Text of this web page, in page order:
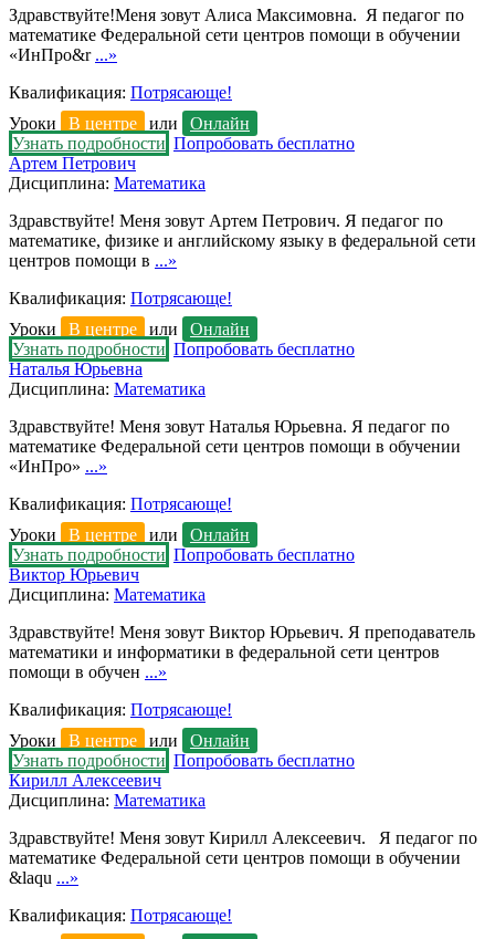
Здравствуйте!Меня зовут Алиса Максимовна. Я педагог по
математике Федеральной сети центров помощи в обучении
«ИнПро&r ...»
Квалификация: Потрясающе!
Уроки
В центре или
Онлайн
Узнать подробности Попробовать бесплатно
Артем Петрович
Дисциплина: Математика
Здравствуйте! Меня зовут Артем Петрович. Я педагог по
математике, физике и английскому языку в федеральной сети
центров помощи в ...»
Квалификация: Потрясающе!
Уроки
В центре или
Онлайн
Узнать подробности Попробовать бесплатно
Наталья Юрьевна
Дисциплина: Математика
Здравствуйте! Меня зовут Наталья Юрьевна. Я педагог по
математике Федеральной сети центров помощи в обучении
«ИнПро» ...»
Квалификация: Потрясающе!
Уроки
В центре или
Онлайн
Узнать подробности Попробовать бесплатно
Виктор Юрьевич
Дисциплина: Математика
Здравствуйте! Меня зовут Виктор Юрьевич. Я преподаватель
математики и информатики в федеральной сети центров
помощи в обучен ...»
Квалификация: Потрясающе!
Уроки
В центре или
Онлайн
Узнать подробности Попробовать бесплатно
Кирилл Алексеевич
Дисциплина: Математика
Здравствуйте! Меня зовут Кирилл Алексеевич. Я педагог по
математике Федеральной сети центров помощи в обучении
&laqu ...»
Квалификация: Потрясающе!